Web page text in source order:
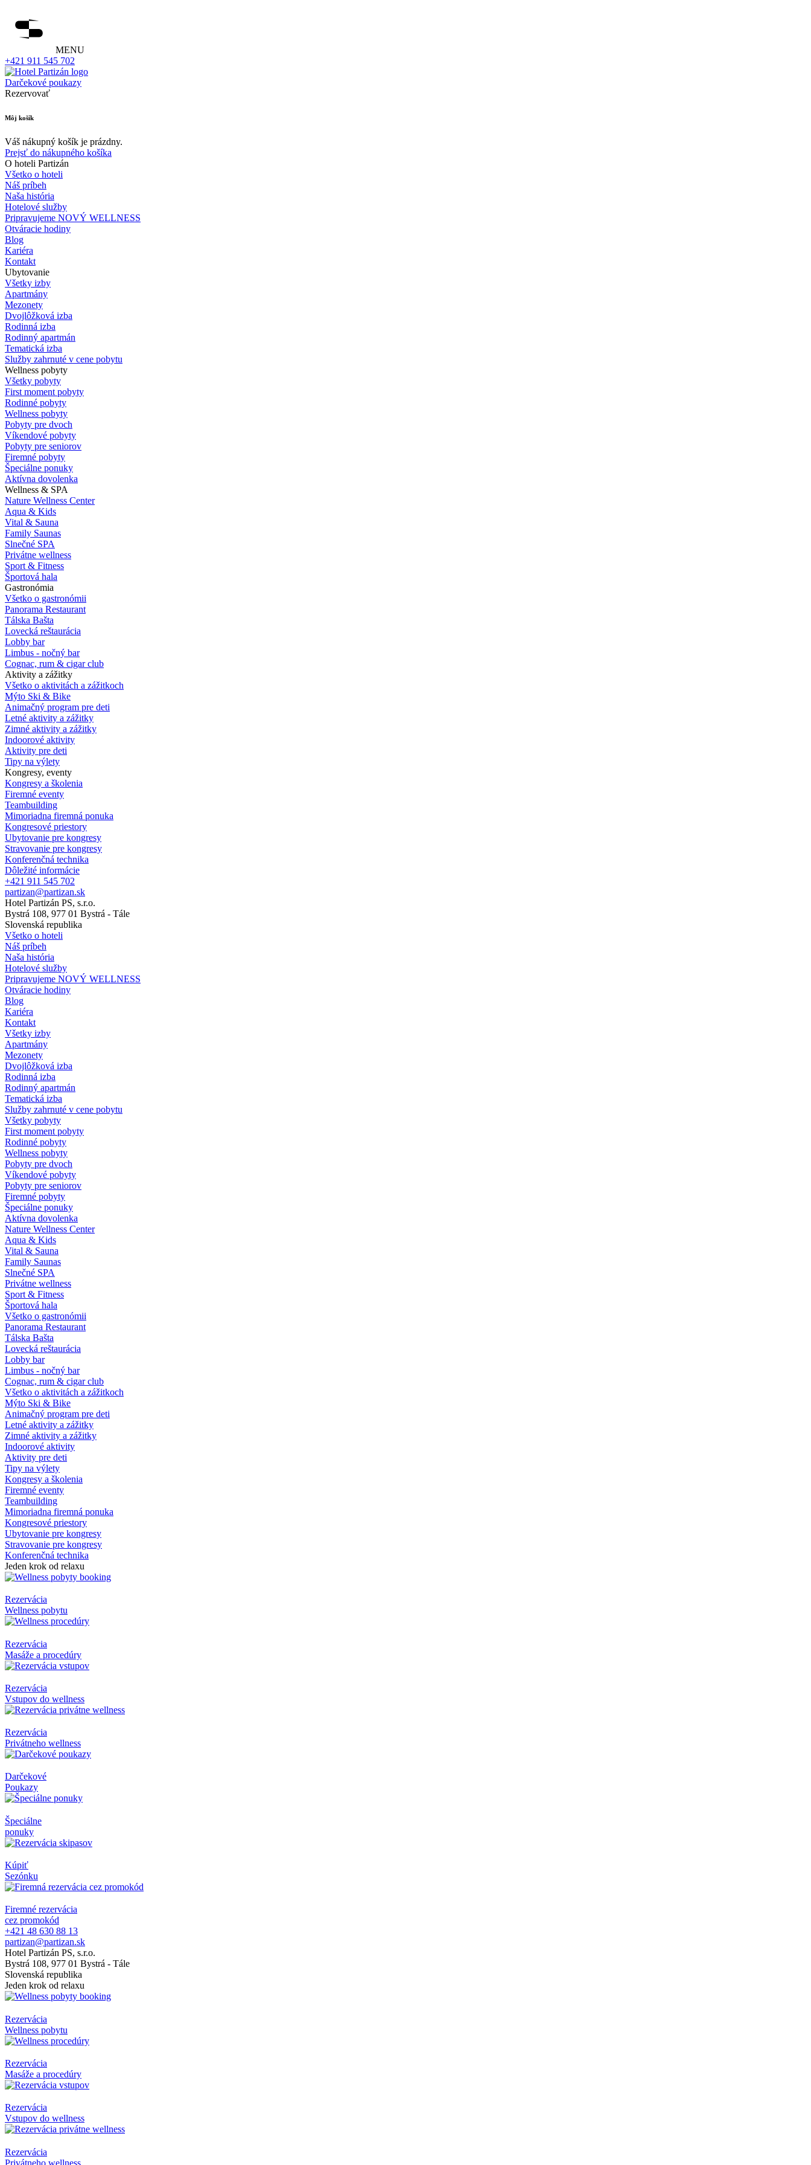
MENU
+421 911 545 702
Darčekové poukazy
Rezervovať
Môj košík
Váš nákupný košík je prázdny.
Prejsť do nákupného košíka
O hoteli Partizán
Všetko o hoteli
Náš príbeh
Naša história
Hotelové služby
Pripravujeme NOVÝ WELLNESS
Otváracie hodiny
Blog
Kariéra
Kontakt
Ubytovanie
Všetky izby
Apartmány
Mezonety
Dvojlôžková izba
Rodinná izba
Rodinný apartmán
Tematická izba
Služby zahrnuté v cene pobytu
Wellness pobyty
Všetky pobyty
First moment pobyty
Rodinné pobyty
Wellness pobyty
Pobyty pre dvoch
Víkendové pobyty
Pobyty pre seniorov
Firemné pobyty
Špeciálne ponuky
Aktívna dovolenka
Wellness & SPA
Nature Wellness Center
Aqua & Kids
Vital & Sauna
Family Saunas
Slnečné SPA
Privátne wellness
Sport & Fitness
Športová hala
Gastronómia
Všetko o gastronómii
Panorama Restaurant
Tálska Bašta
Lovecká reštaurácia
Lobby bar
Limbus - nočný bar
Cognac, rum & cigar club
Aktivity a zážitky
Všetko o aktivitách a zážitkoch
Mýto Ski & Bike
Animačný program pre deti
Letné aktivity a zážitky
Zimné aktivity a zážitky
Indoorové aktivity
Aktivity pre deti
Tipy na výlety
Kongresy, eventy
Kongresy a školenia
Firemné eventy
Teambuilding
Mimoriadna firemná ponuka
Kongresové priestory
Ubytovanie pre kongresy
Stravovanie pre kongresy
Konferenčná technika
Dôležité informácie
+421 911 545 702
partizan@partizan.sk
Hotel Partizán PS, s.r.o.
Bystrá 108, 977 01 Bystrá - Tále
Slovenská republika
Všetko o hoteli
Náš príbeh
Naša história
Hotelové služby
Pripravujeme NOVÝ WELLNESS
Otváracie hodiny
Blog
Kariéra
Kontakt
Všetky izby
Apartmány
Mezonety
Dvojlôžková izba
Rodinná izba
Rodinný apartmán
Tematická izba
Služby zahrnuté v cene pobytu
Všetky pobyty
First moment pobyty
Rodinné pobyty
Wellness pobyty
Pobyty pre dvoch
Víkendové pobyty
Pobyty pre seniorov
Firemné pobyty
Špeciálne ponuky
Aktívna dovolenka
Nature Wellness Center
Aqua & Kids
Vital & Sauna
Family Saunas
Slnečné SPA
Privátne wellness
Sport & Fitness
Športová hala
Všetko o gastronómii
Panorama Restaurant
Tálska Bašta
Lovecká reštaurácia
Lobby bar
Limbus - nočný bar
Cognac, rum & cigar club
Všetko o aktivitách a zážitkoch
Mýto Ski & Bike
Animačný program pre deti
Letné aktivity a zážitky
Zimné aktivity a zážitky
Indoorové aktivity
Aktivity pre deti
Tipy na výlety
Kongresy a školenia
Firemné eventy
Teambuilding
Mimoriadna firemná ponuka
Kongresové priestory
Ubytovanie pre kongresy
Stravovanie pre kongresy
Konferenčná technika
Jeden krok od relaxu
Rezervácia
Wellness pobytu
Rezervácia
Masáže a procedúry
Rezervácia
Vstupov do wellness
Rezervácia
Privátneho wellness
Darčekové
Poukazy
Špeciálne
ponuky
Kúpiť
Sezónku
Firemné rezervácia
cez promokód
+421 48 630 88 13
partizan@partizan.sk
Hotel Partizán PS, s.r.o.
Bystrá 108, 977 01 Bystrá - Tále
Slovenská republika
Jeden krok od relaxu
Rezervácia
Wellness pobytu
Rezervácia
Masáže a procedúry
Rezervácia
Vstupov do wellness
Rezervácia
Privátneho wellness